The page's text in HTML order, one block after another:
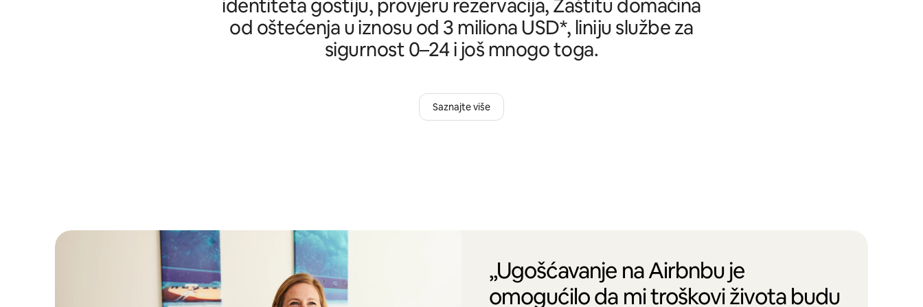
identiteta gostiju, provjeru rezervacija, Zaštitu domaćina
od oštećenja u iznosu od 3 miliona USD*, liniju službe za
sigurnost 0–24 i još mnogo toga.
Saznajte više
„Ugošćavanje na Airbnbu je
omogućilo da mi troškovi života budu